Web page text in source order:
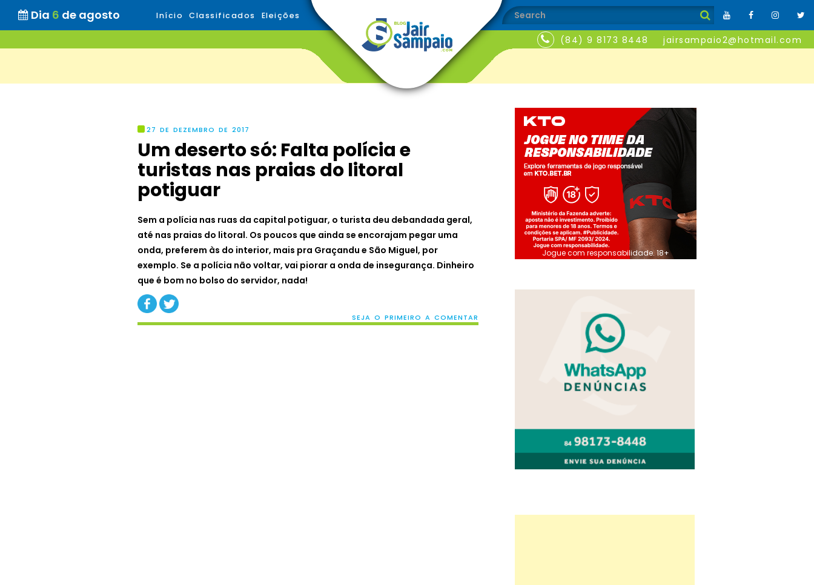
Dia 6 de agosto Início Classificados Eleições
(84) 9 8173 8448 jairsampaio2@hotmail.com
27 DE DEZEMBRO DE 2017
Um deserto só: Falta polícia e
turistas nas praias do litoral
potiguar
Sem a polícia nas ruas da capital potiguar, o turista deu debandada geral,
até nas praias do litoral. Os poucos que ainda se encorajam pegar uma
onda, preferem às do interior, mais pra Graçandu e São Miguel, por
exemplo. Se a polícia não voltar, vai piorar a onda de insegurança. Dinheiro
que é bom no bolso do servidor, nada!
SEJA O PRIMEIRO A COMENTAR
Jogue com responsabilidade. 18+